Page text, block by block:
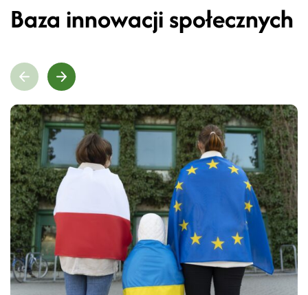
Baza innowacji społecznych